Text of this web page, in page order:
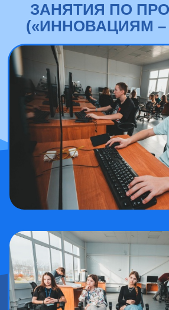
ЗАНЯТИЯ ПО
(«ИННОВАЦИЯМ –